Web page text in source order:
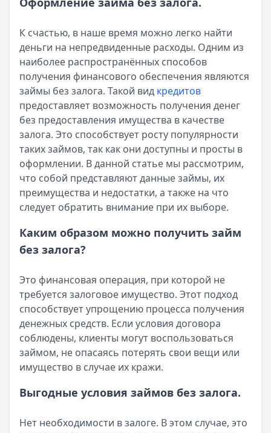
Опубликовано:5 декабря 2025 г.
Читать новость
Срочный микрозайм 15 000 ₽ на карту: свежая
Кратко:Нужны 15 000 рублей на карту прямо сегодня?
Опубликовано:5 декабря 2025 г.
Категория:МФО
Читать новость
Рекордный рост доли клиентов МФО с iPhone: что
Кратко:В III квартале 2025 года владельцы iPhone
Опубликовано:5 декабря 2025 г.
Категория:МФО
Читать новость
57 сервисов микрозаймов через Госуслуги: где
Кратко:Авторизация через Госуслуги ускоряет
Категория:МФО
Читать новость
Кратко: Пришло СМС об одобрении займа от Bigmani
Опубликовано:23 ноября 2025 г.
Категория:МФО
Читать новость
Все новости
К счастью, в наше время можно легко найти
деньги на непредвиденные расходы. Одним из
наиболее распространённых способов
получения финансового обеспечения являются
займы без залога. Такой вид кредитов
предоставляет возможность получения денег
без предоставления имущества в качестве
залога. Это способствует росту популярности
таких займов, так как они доступны и просты в
оформлении. В данной статье мы рассмотрим,
что собой представляют данные займы, их
преимущества и недостатки, а также на что
следует обратить внимание при их выборе.
Каким образом можно получить займ
без залога?
Это финансовая операция, при которой не
требуется залоговое имущество. Этот подход
способствует упрощению процесса получения
денежных средств. Если условия договора
соблюдены, клиенты могут воспользоваться
займом, не опасаясь потерять свои вещи или
имущество в случае их кражи.
Выгодные условия займов без залога.
Нет необходимости в залоге. В этом случае, это